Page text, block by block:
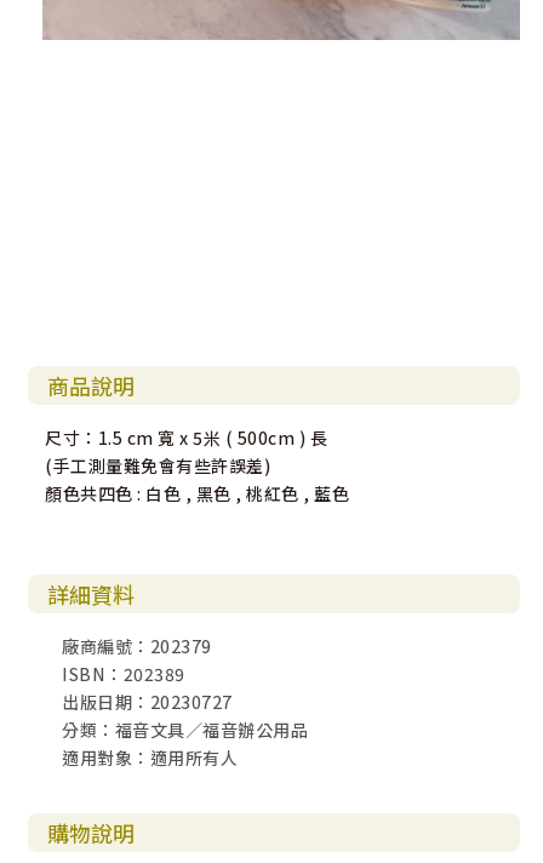
商品說明
尺寸：1.5 cm 寬 x 5米 ( 500cm ) 長
(手工測量難免會有些許誤差)
顏色共四色 : 白色 , 黑色 , 桃紅色 , 藍色
詳細資料
廠商編號：202379
ISBN：202389
出版日期：20230727
分類：福音文具／福音辦公用品
適用對象：適用所有人
購物說明